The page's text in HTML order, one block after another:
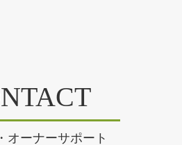
オーナーサポート